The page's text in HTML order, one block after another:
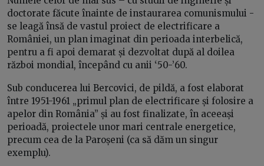
doctorate făcute înainte de instaurarea comunismului -
se leagă însă de vastul proiect de electrificare a
României, un plan imaginat din perioada interbelică,
pentru a fi apoi demarat și dezvoltat după al doilea
război mondial, începând cu anii ‘50-’60.
Sub conducerea lui Bercovici, de pildă, a fost elaborat
între 1951-1961 „primul plan de electrificare și folosire a
apelor din România” și au fost finalizate, în aceeași
perioadă, proiectele unor mari centrale energetice,
precum cea de la Paroșeni (ca să dăm un singur
exemplu).